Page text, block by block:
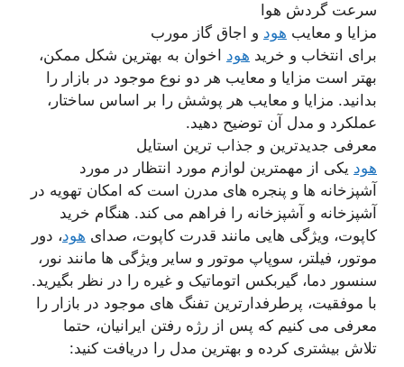
سرعت گردش هوا
مزایا و معایب هود و اجاق گاز مورب
برای انتخاب و خرید هود اخوان به بهترین شکل ممکن،
بهتر است مزایا و معایب هر دو نوع موجود در بازار را
بدانید. مزایا و معایب هر پوشش را بر اساس ساختار،
عملکرد و مدل آن توضیح دهید.
معرفی جدیدترین و جذاب ترین استایل
هود یکی از مهمترین لوازم مورد انتظار در مورد
آشپزخانه ها و پنجره های مدرن است که امکان تهویه در
آشپزخانه و آشپزخانه را فراهم می کند. هنگام خرید
کاپوت، ویژگی هایی مانند قدرت کاپوت، صدای هود، دور
موتور، فیلتر، سوپاپ موتور و سایر ویژگی ها مانند نور،
سنسور دما، گیربکس اتوماتیک و غیره را در نظر بگیرید.
با موفقیت، پرطرفدارترین تفنگ های موجود در بازار را
معرفی می کنیم که پس از رژه رفتن ایرانیان، حتما
تلاش بیشتری کرده و بهترین مدل را دریافت کنید: